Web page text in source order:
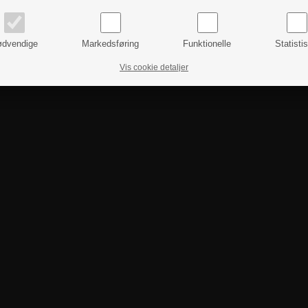
Markedsføring Funktionelle
Vis cookie detaljer